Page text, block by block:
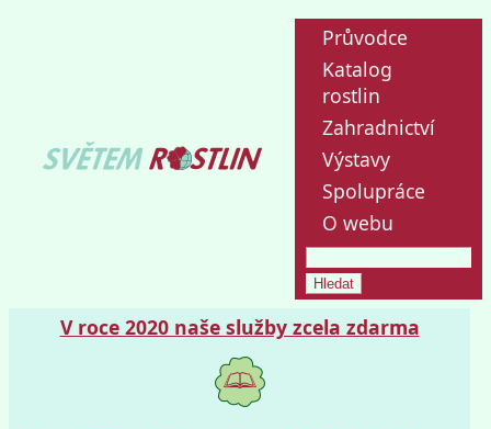
Průvodce
Katalog
rostlin
Zahradnictví
Výstavy
Spolupráce
O webu
V roce 2020 naše služby zcela zdarma